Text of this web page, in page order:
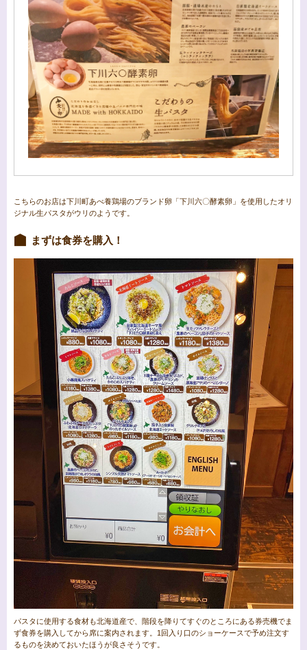
こちらのお店は下川町あべ養鶏場のブランド卵「下川六〇酵素卵」を使用したオリ
ジナル生パスタがウリのようです。
まずは食券を購入！
パスタに使用する食材も北海道産で、階段を降りてすぐのところにある券売機でま
ず食券を購入してから席に案内されます。1回入り口のショーケースで予め注文す
るものを決めておいたほうが良さそうです。